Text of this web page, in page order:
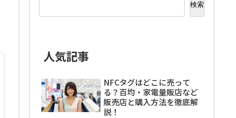
検索
人気記事
NFCタグはどこに売って
る？百均・家電量販店など
販売店と購入方法を徹底解
説！